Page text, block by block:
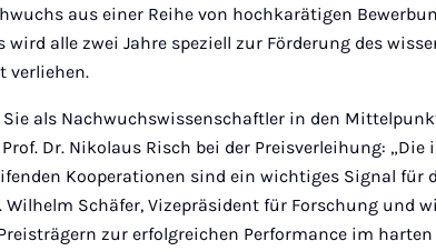
aus einer Reihe von hochkarätigen
wird alle zwei Jahre speziell zur Förderung des
verliehen.
als Nachwuchswissenschaftler in den
Dr. Nikolaus Risch bei der Preisverleihung: „Die
Kooperationen sind ein wichtiges Signal für
Wilhelm Schäfer, Vizepräsident für Forschung und
zur erfolgreichen Performance im harten